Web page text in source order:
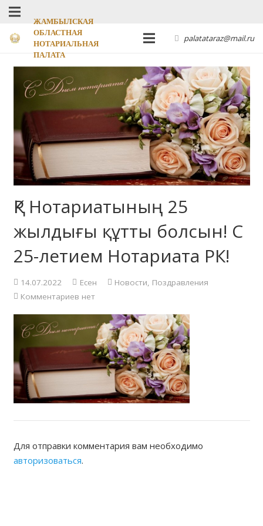
ЖАМБЫЛСКАЯ
ОБЛАСТНАЯ
НОТАРИАЛЬНАЯ
ПАЛАТА
palatataraz@mail.ru
ҚР Нотариатының 25
жылдығы құтты болсын! С
25-летием Нотариата РК!
14.07.2022 Есен Новости, Поздравления
Комментариев нет
Для отправки комментария вам необходимо
авторизоваться.